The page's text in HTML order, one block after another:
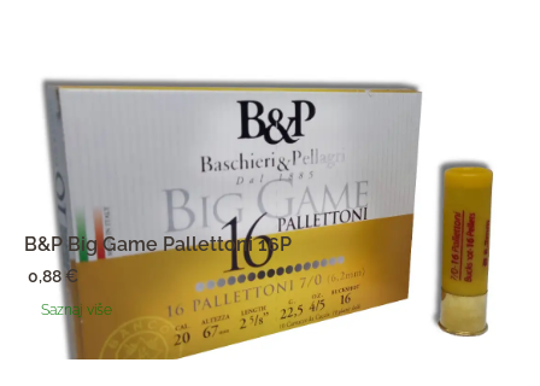
B&P Big Game Pallettoni 16P
0,88€
Saznaj više